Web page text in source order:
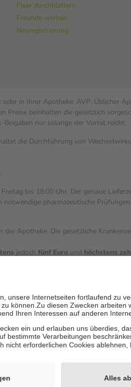
Flyer durchblättern
Freunde werben
Neuregistrierung
in Ihrer Apotheke. AVP: Üblicher
beinhalten die gesetzlich
nur solange der Vorrat reicht.
die Durchführung von
bis 18:00 Uhr. Der genaue
pharmazeutische
Apotheke. Die gesetzliche
jedoch fünf Euro und höchstens
der Familie zu unterstützen, fallen